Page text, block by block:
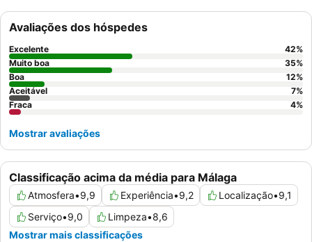
pequeno-almoço
recebe altas classificações pela sua
variedade e qualidade, incluindo opções para quem parte cedo.
Para uma estadia mais tranquila, os hóspedes devem considerar
solicitar um quarto virado para o lado oposto à rua.
Classificação acima da média para Málaga
Atmosfera•9,9 Experiência•9,2 Localização•9,1
Serviço•9,0 Limpeza•8,6
Mostrar mais classificações
Avaliações dos hóspedes
Excelente 42%
Muito boa
35%
Boa
12%
Aceitável
7%
Fraca
4%
Mostrar avaliações